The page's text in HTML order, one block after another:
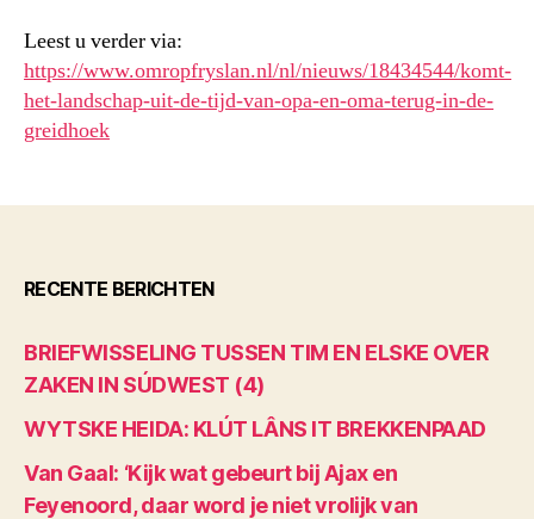
Leest u verder via:
https://www.omropfryslan.nl/nl/nieuws/18434544/komt-
het-landschap-uit-de-tijd-van-opa-en-oma-terug-in-de-
greidhoek
RECENTE BERICHTEN
BRIEFWISSELING TUSSEN TIM EN ELSKE OVER
ZAKEN IN SÚDWEST (4)
WYTSKE HEIDA: KLÚT LÂNS IT BREKKENPAAD
Van Gaal: ‘Kijk wat gebeurt bij Ajax en
Feyenoord, daar word je niet vrolijk van